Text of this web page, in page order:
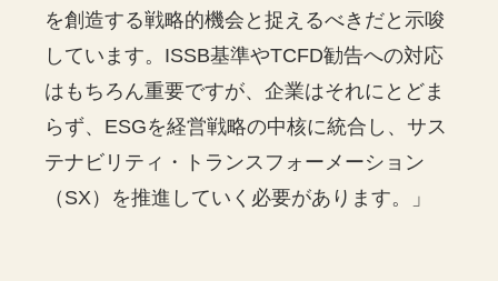
を創造する戦略的機会と捉えるべきだと示唆
しています。ISSB基準やTCFD勧告への対応
はもちろん重要ですが、企業はそれにとどま
らず、ESGを経営戦略の中核に統合し、サス
テナビリティ・トランスフォーメーション
（SX）を推進していく必要があります。」